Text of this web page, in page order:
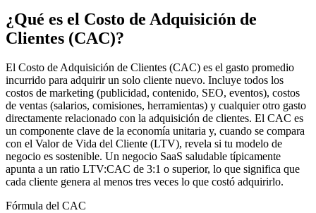
¿Qué es el Costo de Adquisición de
Clientes (CAC)?
El Costo de Adquisición de Clientes (CAC) es el gasto promedio
incurrido para adquirir un solo cliente nuevo. Incluye todos los
costos de marketing (publicidad, contenido, SEO, eventos), costos
de ventas (salarios, comisiones, herramientas) y cualquier otro gasto
directamente relacionado con la adquisición de clientes. El CAC es
un componente clave de la economía unitaria y, cuando se compara
con el Valor de Vida del Cliente (LTV), revela si tu modelo de
negocio es sostenible. Un negocio SaaS saludable típicamente
apunta a un ratio LTV:CAC de 3:1 o superior, lo que significa que
cada cliente genera al menos tres veces lo que costó adquirirlo.
Fórmula del CAC